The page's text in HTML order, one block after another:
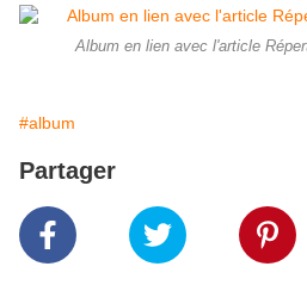
Album en lien avec l'article
#album
Partager